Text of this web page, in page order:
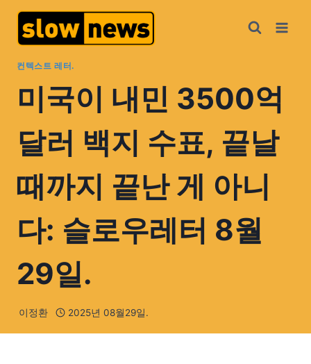
컨텍스트 레터.
미국이 내민 3500억
달러 백지 수표, 끝날
때까지 끝난 게 아니
다: 슬로우레터 8월
29일.
이정환 2025년 08월29일.